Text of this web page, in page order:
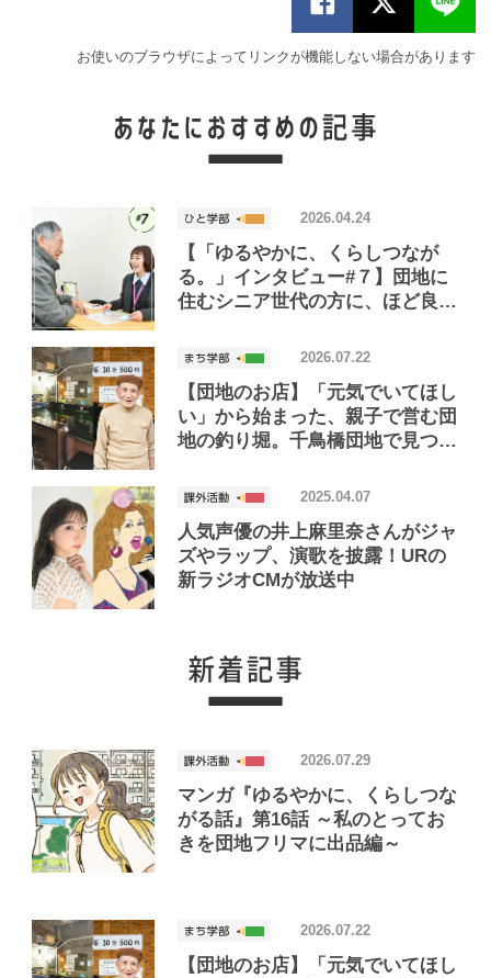
お使いのブラウザによってリンクが機能しない場合があります
【「ゆるやかに、くらしつなが
る。」インタビュー#７】団地に
住むシニア世代の方に、ほど良い
るサポーター」って？
2026.04.24
【団地のお店】「元気でいてほし
い」から始まった、親子で営む団
地の釣り堀。千鳥橋団地で見つけ
2026.07.22
人気声優の井上麻里奈さんがジャ
ズやラップ、演歌を披露！URの
新ラジオCMが放送中
2025.04.07
マンガ『ゆるやかに、くらしつな
がる話』第16話 ～私のとってお
きを団地フリマに出品編～
2026.07.29
【団地のお店】「元気でいてほし
2026.07.22